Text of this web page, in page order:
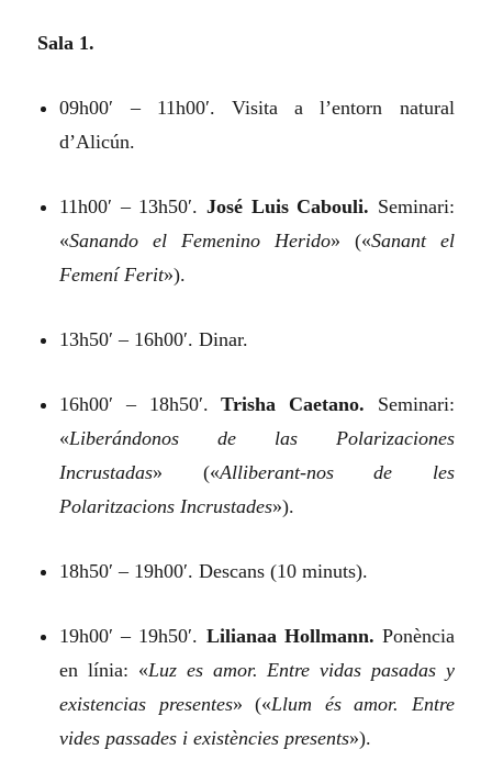
Sala 1.
09h00′ – 11h00′. Visita a l’entorn natural
d’Alicún.
11h00′ – 13h50′. José Luis Cabouli. Seminari:
«Sanando el Femenino Herido» («Sanant el
Femení Ferit»).
13h50′ – 16h00′. Dinar.
16h00′ – 18h50′.Trisha Caetano. Seminari:
«Liberándonos de las Polarizaciones
Incrustadas» («Alliberant-nos de les
Polaritzacions Incrustades»).
18h50′ – 19h00′. Descans (10 minuts).
19h00′ – 19h50′. Lilianaa Hollmann. Ponència
en línia: «Luz es amor. Entre vidas pasadas y
existencias presentes» («Llum és amor. Entre
vides passades i existències presents»).